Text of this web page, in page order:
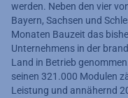
werden. Neben den vier
Bayern, Sachsen und
Monaten Bauzeit das
Unternehmens in der
Land in Betrieb
seinen 321.000 Modulen
Leistung und annähernd